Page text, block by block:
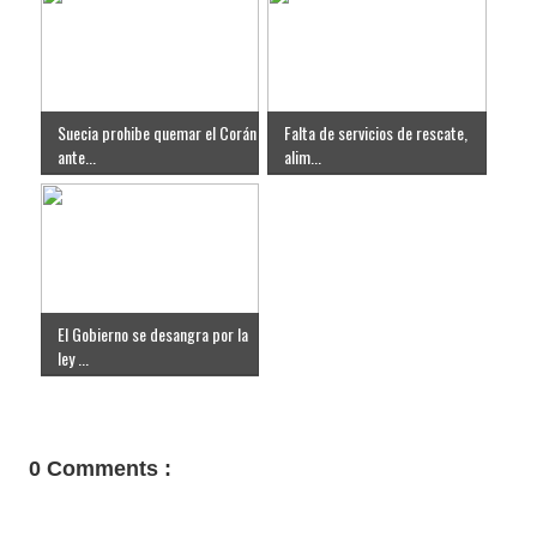
Suecia prohibe quemar el Corán
ante...
Falta de servicios de rescate,
alim...
El Gobierno se desangra por la
ley ...
0 Comments :